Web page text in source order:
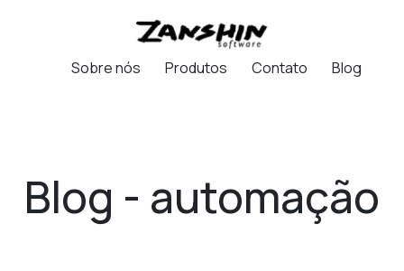
Sobre nós Produtos Contato Blog
Blog - automação